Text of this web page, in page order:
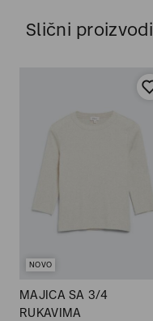
Slični proizvodi
NOVO
MAJICA SA 3/4
RUKAVIMA